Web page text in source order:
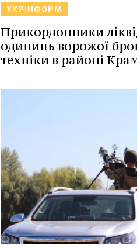
УКРІНФОРМ
Прикордонники
одиниць ворожої
техніки в районі